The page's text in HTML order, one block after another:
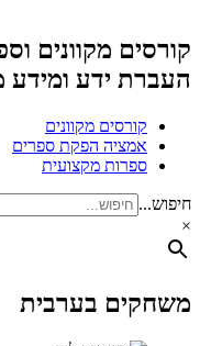
קורסים מקוונים
העברת ידע ומידע
קורסים מקוונים
אמציה הפקת ספרים
ספרות מקצועית
חיפוש...
×
משחקים בערבית